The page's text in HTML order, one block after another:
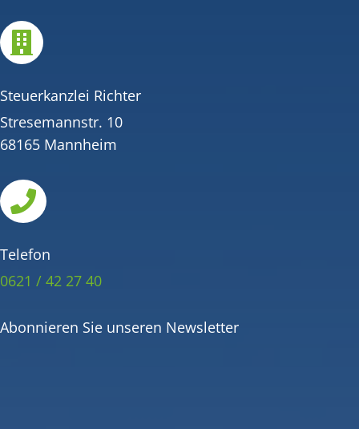

Steuerkanzlei Richter
Stresemannstr. 10
68165 Mannheim

Telefon
0621 / 42 27 40
Abonnieren Sie unseren Newsletter